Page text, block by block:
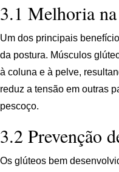
3.1 Melhoria
Um dos principais
da postura. Músculos
à coluna e à pelve,
reduz a tensão em outras
pescoço.
3.2 Prevenção
Os glúteos bem